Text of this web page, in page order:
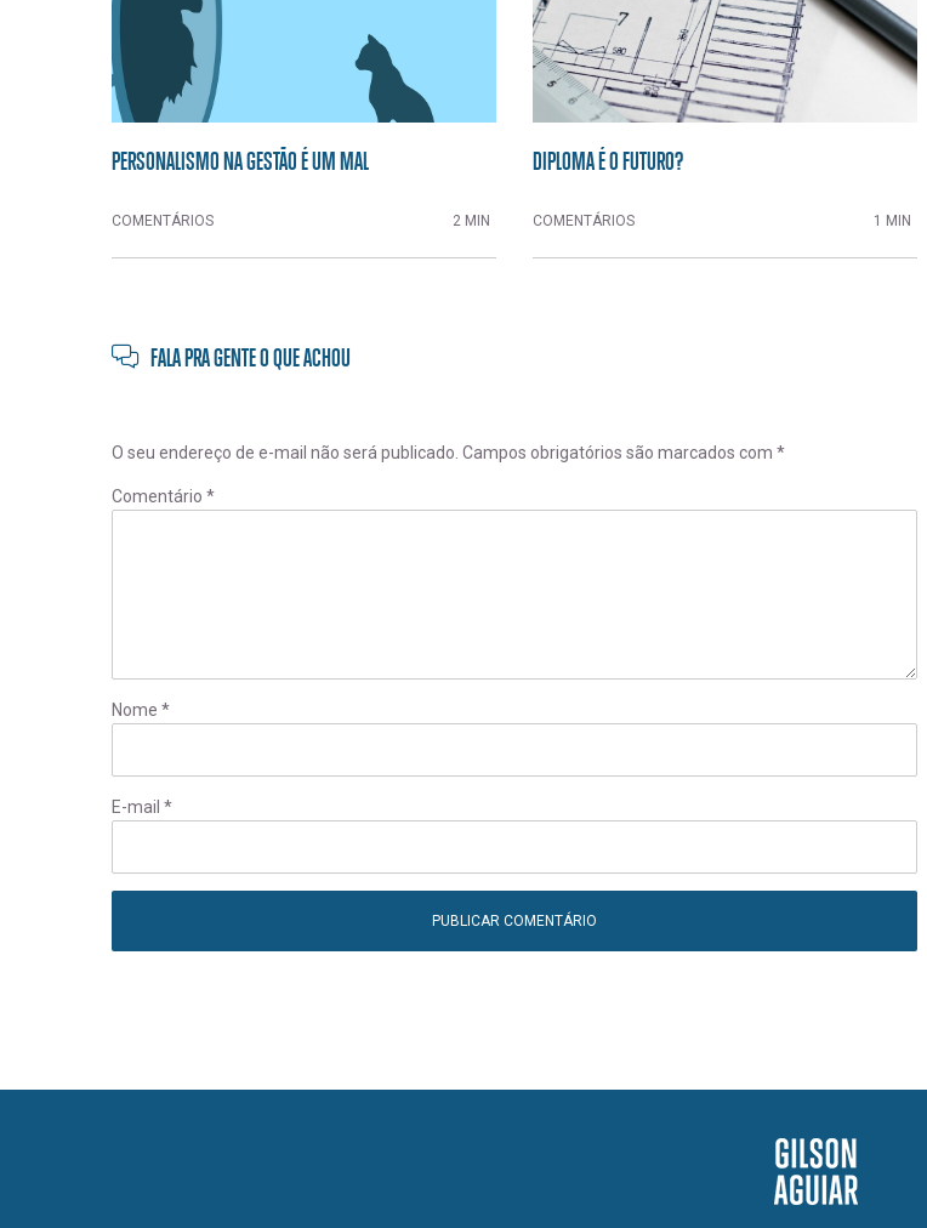
PERSONALISMO NA GESTÃO É UM MAL
COMENTÁRIOS 2 MIN
DIPLOMA É O FUTURO?
COMENTÁRIOS 1 MIN
FALA PRA GENTE O QUE ACHOU
O seu endereço de e-mail não será publicado. Campos obrigatórios são marcados com *
Comentário *
Nome *
E-mail *